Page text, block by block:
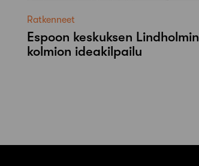
Ratkenneet
Espoon keskuksen Lindholmin
kolmion ideakilpailu